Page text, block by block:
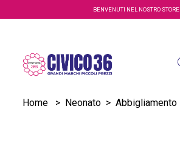
Salta al contenuto principaleBENVENUTI NEL NOSTRO STORE
Home > Neonato > Abbigliamento